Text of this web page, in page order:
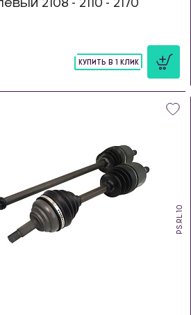
2108 - 2110 - 2170
КУПИТЬ В 1 КЛИК
PS.RL.10